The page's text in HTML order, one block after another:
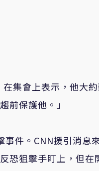
集會上表示，他大
前保護他。」
件。CNN援引消息
恐狙擊手盯上，但在